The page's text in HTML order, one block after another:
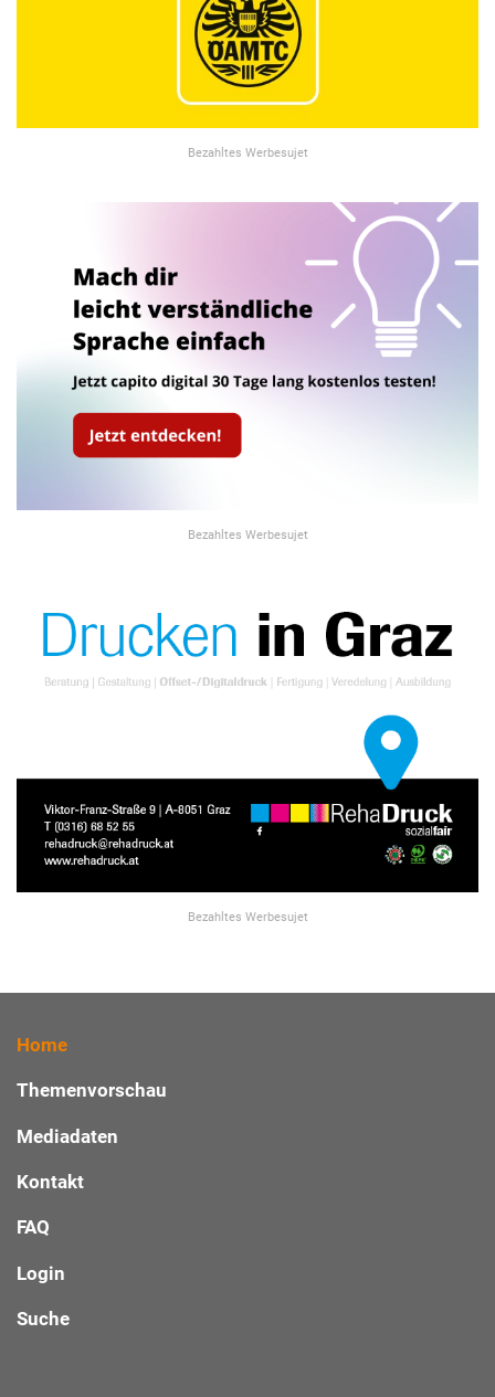
Bezahltes Werbesujet
Bezahltes Werbesujet
Bezahltes Werbesujet
Home
Themenvorschau
Mediadaten
Kontakt
FAQ
Login
Suche